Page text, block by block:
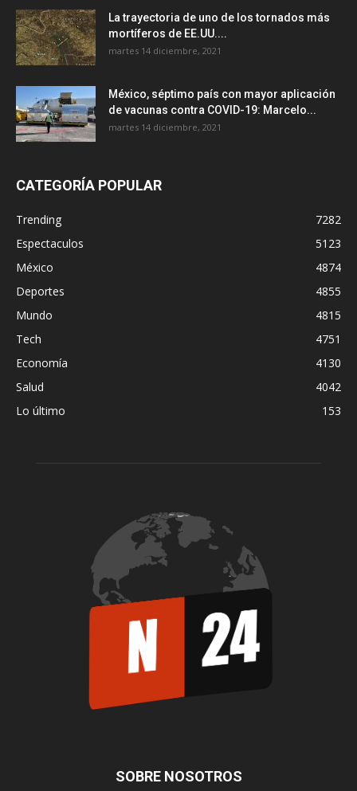
La trayectoria de uno de los tornados más
mortíferos de EE.UU....
martes 14 diciembre, 2021
México, séptimo país con mayor aplicación
de vacunas contra COVID-19: Marcelo...
martes 14 diciembre, 2021
CATEGORÍA POPULAR
Trending
7282
Espectaculos
5123
México
4874
Deportes
4855
Mundo
4815
Tech
4751
Economía
4130
Salud
4042
Lo último
153
SOBRE NOSOTROS